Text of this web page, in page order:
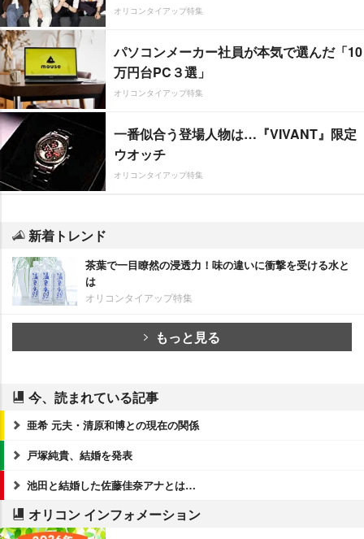
オリコンタイアップ特集
パソコンメーカー社員が本気で選んだ「10
万円台PC３選」
オリコンタイアップ特集
一番似合う登場人物は…『VIVANT』限定
ウオッチ
オリコンタイアップ特集
新着トレンド
茶葉で一目瞭然の浸透力！味の違いに衝撃を受ける水と
は
オリコンタイアップ特集
もっと見る
今、読まれている記事
亜希 元夫・清原和博との現在の関係
戸塚純貴、結婚を発表
池田と結婚した佐藤佳奈アナとは…
オリコン インフォメーション